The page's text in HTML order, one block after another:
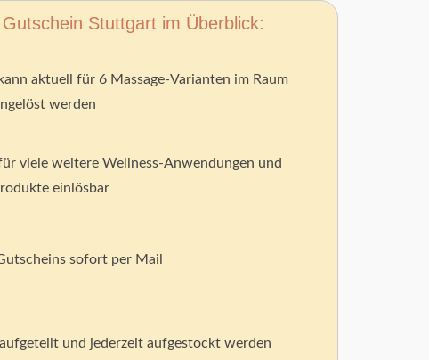
Stuttgart im Überblick:
aktuell für 6 Massage-Varianten im Raum
werden
viele weitere Wellness-Anwendungen und
einlösbar
sofort per Mail
und jederzeit aufgestockt werden